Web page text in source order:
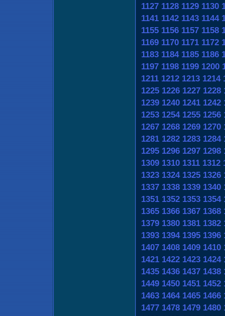
1127 1128 1129 1130
1141 1142 1143 1144
1155 1156 1157 1158
1169 1170 1171 1172
1183 1184 1185 1186
1197 1198 1199 1200
1211 1212 1213 1214
1225 1226 1227 1228
1239 1240 1241 1242
1253 1254 1255 1256
1267 1268 1269 1270
1281 1282 1283 1284
1295 1296 1297 1298
1309 1310 1311 1312
1323 1324 1325 1326
1337 1338 1339 1340
1351 1352 1353 1354
1365 1366 1367 1368
1379 1380 1381 1382
1393 1394 1395 1396
1407 1408 1409 1410
1421 1422 1423 1424
1435 1436 1437 1438
1449 1450 1451 1452
1463 1464 1465 1466
1477 1478 1479 1480